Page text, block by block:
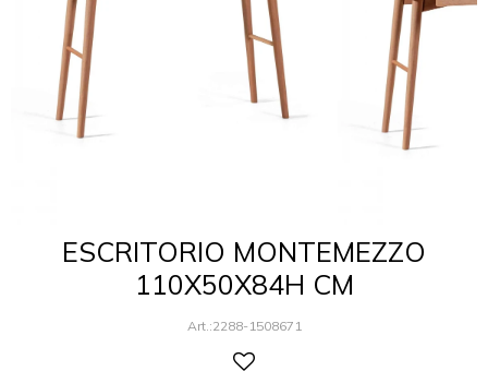
ESCRITORIO MONTEMEZZO
110X50X84H CM
2288-1508671